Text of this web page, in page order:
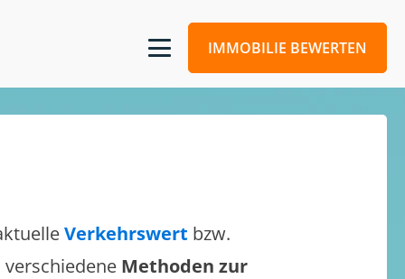
IMMOBILIE BEWERTEN
Verkehrswert bzw.
Methoden zur